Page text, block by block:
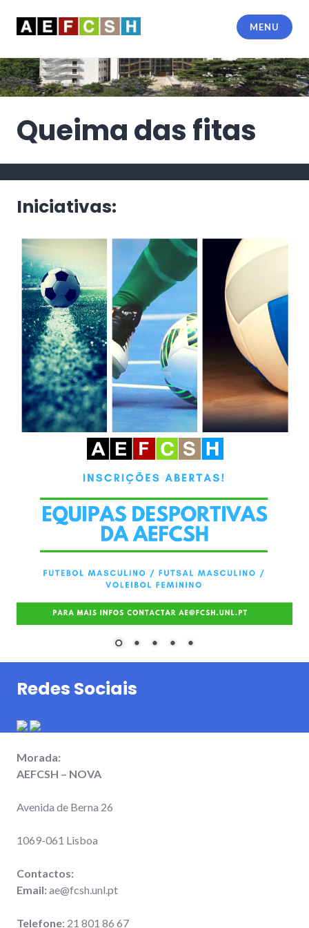
conteúdo
MENU
Queima das fitas
Iniciativas:
Redes Sociais
Morada:
AEFCSH – NOVA
Avenida de Berna 26
1069-061 Lisboa
Contactos:
Email:ae@fcsh.unl.pt
Telefone: 21 801 86 67